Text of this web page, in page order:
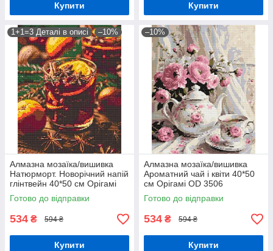
Купити Купити
1+1=3 Деталі в описі –10%
Алмазна мозаїка/вишивка
Натюрморт. Новорічний напій
глінтвейн 40*50 см Орігамі
OD 3415
Готово до відправки
534 ₴ 594 ₴
Купити
–10%
Алмазна мозаїка/вишивка
Ароматний чай і квіти 40*50
см Орігамі OD 3506
Готово до відправки
534 ₴ 594 ₴
Купити